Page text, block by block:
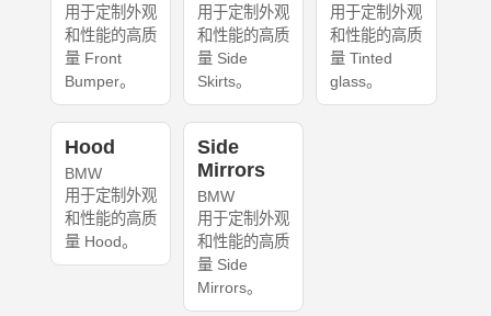
用于定制外观
和性能的高质
量 Front
Bumper。
用于定制外观
和性能的高质
量 Side
Skirts。
用于定制外观
和性能的高质
量 Tinted
glass。
Hood
BMW
用于定制外观
和性能的高质
量 Hood。
Side
Mirrors
BMW
用于定制外观
和性能的高质
量 Side
Mirrors。